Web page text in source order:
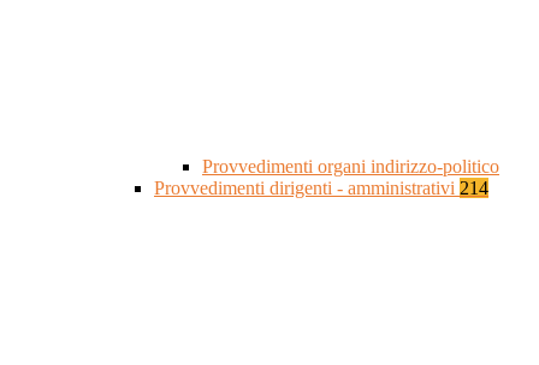
Provvedimenti organi indirizzo-politico
Provvedimenti dirigenti - amministrativi 214